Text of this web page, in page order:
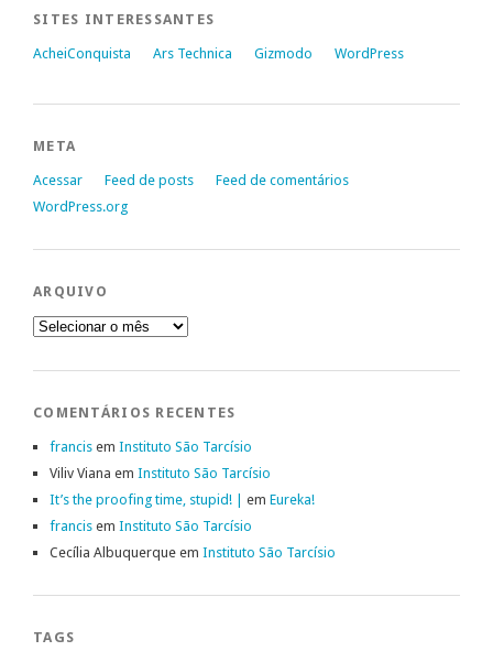
SITES INTERESSANTES
AcheiConquista Ars Technica Gizmodo WordPress
META
Acessar Feed de posts
Feed de comentários
WordPress.org
ARQUIVO
Arquivo
COMENTÁRIOS RECENTES
francis em Instituto São Tarcísio
Viliv Viana em Instituto São Tarcísio
It’s the proofing time, stupid! |
em Eureka!
francis em Instituto São Tarcísio
Cecília Albuquerque em Instituto São Tarcísio
TAGS